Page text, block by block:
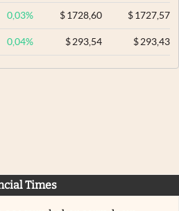
0,03% $ 1728,60 $1727,57
0,04% $ 293,54 $293,43
Times